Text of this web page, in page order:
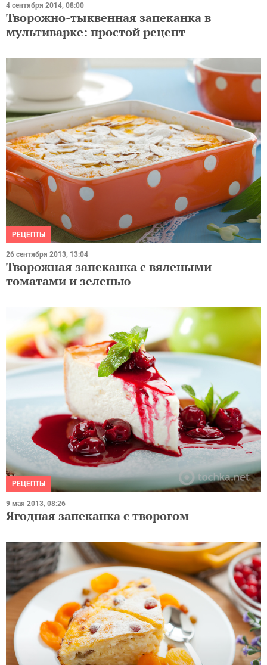
4 сентября 2014, 08:00
Творожно-тыквенная запеканка в
мультиварке: простой рецепт
РЕЦЕПТЫ
26 сентября 2013, 13:04
Творожная запеканка с вялеными
томатами и зеленью
РЕЦЕПТЫ
9 мая 2013, 08:26
Ягодная запеканка с творогом